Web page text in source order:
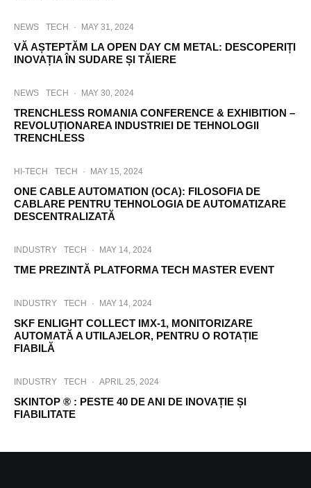
NEWS TECH · MAY 31, 2024
VĂ AȘTEPTĂM LA OPEN DAY CM METAL: DESCOPERIȚI
INOVAȚIA ÎN SUDARE ȘI TĂIERE
NEWS TECH · MAY 30, 2024
TRENCHLESS ROMANIA CONFERENCE & EXHIBITION –
REVOLUȚIONAREA INDUSTRIEI DE TEHNOLOGII
TRENCHLESS
HI-TECH TECH · MAY 15, 2024
ONE CABLE AUTOMATION (OCA): FILOSOFIA DE
CABLARE PENTRU TEHNOLOGIA DE AUTOMATIZARE
DESCENTRALIZATĂ
INDUSTRY TECH · MAY 14, 2024
TME PREZINTĂ PLATFORMA TECH MASTER EVENT
INDUSTRY TECH · MAY 14, 2024
SKF ENLIGHT COLLECT IMX-1, MONITORIZARE
AUTOMATĂ A UTILAJELOR, PENTRU O ROTAȚIE
FIABILĂ
INDUSTRY TECH · APRIL 25, 2024
SKINTOP ® : PESTE 40 DE ANI DE INOVAȚIE ȘI
FIABILITATE